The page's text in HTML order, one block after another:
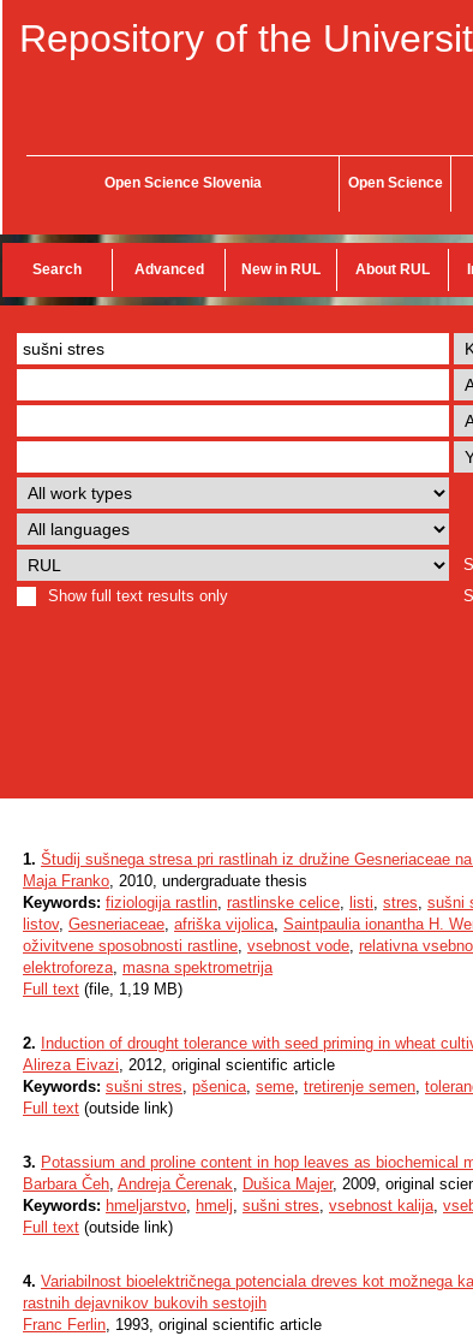
Repository of the
Open Science Slovenia Open Science
Search Advanced New in RUL About RUL
Show full text results only
1. Študij sušnega stresa pri rastlinah iz družine Gesneriaceae
Maja Franko, 2010, undergraduate thesis
Keywords: fiziologija rastlin, rastlinske celice, listi, stres, sušni
listov, Gesneriaceae, afriška vijolica, Saintpaulia ionantha H.
oživitvene sposobnosti rastline, vsebnost vode, relativna
elektroforeza, masna spektrometrija
Full text (file, 1,19 MB)
2. Induction of drought tolerance with seed priming in wheat
Alireza Eivazi, 2012, original scientific article
Keywords: sušni stres, pšenica, seme, tretirenje semen,
Full text (outside link)
3. Potassium and proline content in hop leaves as biochemical
Barbara Čeh, Andreja Čerenak, Dušica Majer, 2009, original
Keywords: hmeljarstvo, hmelj, sušni stres, vsebnost kalija,
Full text (outside link)
4. Variabilnost bioelektričnega potenciala dreves kot možnega
rastnih dejavnikov bukovih sestojih
Franc Ferlin, 1993, original scientific article